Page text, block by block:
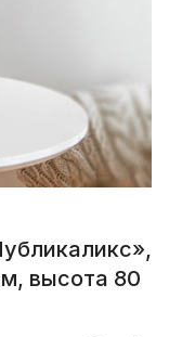
высота 80